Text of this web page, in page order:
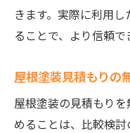
きます。実際に利用
ることで、より信頼で
屋根塗装見積もりの
屋根塗装の見積もり
めることは、比較検